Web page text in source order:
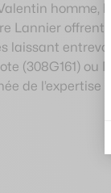
homme,
Lannier offrent
ou
de